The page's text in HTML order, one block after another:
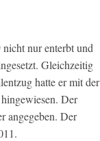
nicht nur enterbt und
Gleichzeitig
hatte er mit der
Der
angegeben. Der